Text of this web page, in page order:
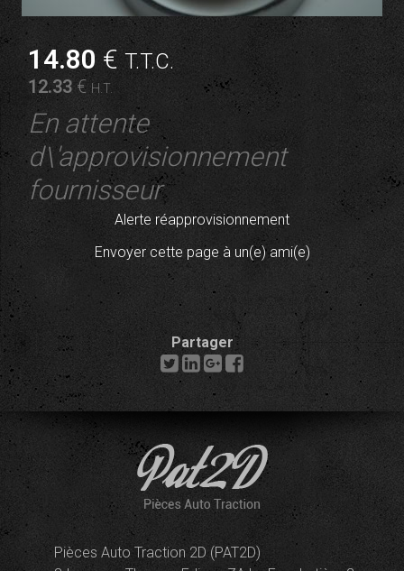
14.80 €T.T.C.
12.33 €H.T.
En attente
d\'approvisionnement
fournisseur
Alerte réapprovisionnement
Envoyer cette page à un(e) ami(e)
Partager
Pièces Auto Traction 2D (PAT2D)